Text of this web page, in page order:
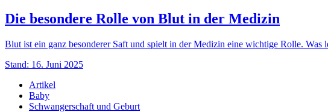
Die besondere Rolle von Blut in der Medizin
Blut ist ein ganz besonderer Saft und spielt in der Medizin eine wichtige Rolle.
Stand: 16. Juni 2025
Artikel
Baby
Schwangerschaft und Geburt